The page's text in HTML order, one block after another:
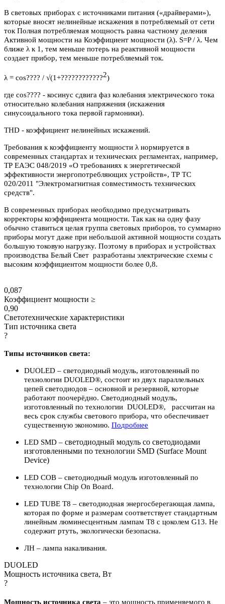
В световых приборах с источниками питания («драйверами»),
которые вносят нелинейные искажения в потребляемый от сети
ток Полная потребляемая мощность равна частному деления
Активной мощности на Коэффициент мощности (λ). S=P / λ. Чем
ближе λ к 1, тем меньше потерь на реактивной мощности
создает прибор, тем меньше потребляемый ток.
λ = cos???? / √(1+????????????2)
где cos???? - косинус сдвига фаз колебания электрического тока
относительно колебания напряжения (искажения
синусоидального тока первой гармоники).
THD - коэффициент нелинейных искажений.
Требования к коэффициенту мощности λ нормируется в
современных стандартах и технических регламентах, например,
ТР ЕАЭС 048/2019 «О требованиях к энергетической
эффективности энергопотребляющих устройств», ТР ТС
020/2011 "Электромагнитная совместимость технических
средств".
В современных приборах необходимо предусматривать
корректоры коэффициента мощности. Так как на одну фазу
обычно ставиться целая группа световых приборов, то суммарно
приборы могут даже при небольшой активной мощности создать
большую токовую нагрузку. Поэтому в приборах и устройствах
производства Белый Свет разработаны электрические схемы с
высоким коэффициентом мощности более 0,8.
0,087
Коэффициент мощности ≥
0,90
Светотехнические характеристики
Тип источника света
?
Типы источников света:
DUOLED – светодиодный модуль, изготовленный по
технологии DUOLED®, состоит из двух параллельных
цепей светодиодов – основной и резервной, которые
работают поочерёдно. Светодиодный модуль,
изготовленный по технологии DUOLED®, рассчитан на
весь срок службы светового прибора, что обеспечивает
существенную экономию. Подробнее
LED SMD – светодиодный модуль со светодиодами
изготовленными по технологии SMD (Surface Mount
Device)
LED COB – светодиодный модуль изготовленный по
технологии Chip On Board.
LED TUBE T8 – светодиодная энергосберегающая лампа,
которая по форме и размерам соответствует стандартным
линейным люминесцентным лампам Т8 с цоколем G13. Не
содержит ртуть, экологически безопасна.
ЛН – лампа накаливания.
DUOLED
Мощность источника света, Вт
?
Мощность источника света – это мощность применяемого в